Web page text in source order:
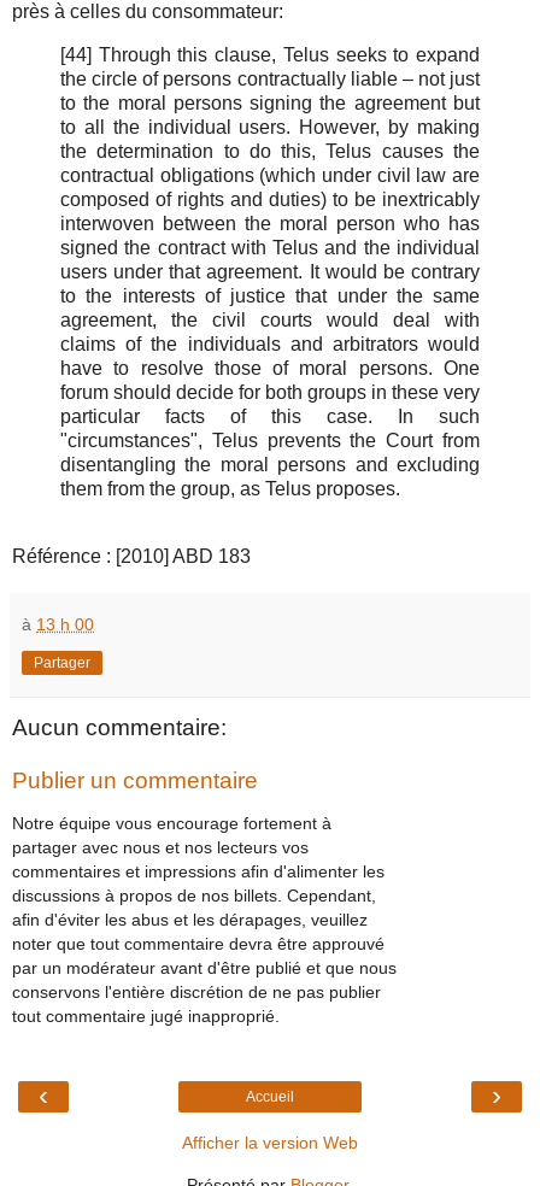
près à celles du consommateur:
[44] Through this clause, Telus seeks to expand
the circle of persons contractually liable – not just
to the moral persons signing the agreement but
to all the individual users. However, by making
the determination to do this, Telus causes the
contractual obligations (which under civil law are
composed of rights and duties) to be inextricably
interwoven between the moral person who has
signed the contract with Telus and the individual
users under that agreement. It would be contrary
to the interests of justice that under the same
agreement, the civil courts would deal with
claims of the individuals and arbitrators would
have to resolve those of moral persons. One
forum should decide for both groups in these very
particular facts of this case. In such
"circumstances", Telus prevents the Court from
disentangling the moral persons and excluding
them from the group, as Telus proposes.
Référence : [2010] ABD 183
à 13 h 00
Partager
Aucun commentaire:
Publier un commentaire
Notre équipe vous encourage fortement à
partager avec nous et nos lecteurs vos
commentaires et impressions afin d'alimenter les
discussions à propos de nos billets. Cependant,
afin d'éviter les abus et les dérapages, veuillez
noter que tout commentaire devra être approuvé
par un modérateur avant d'être publié et que nous
conservons l'entière discrétion de ne pas publier
tout commentaire jugé inapproprié.
‹ ›
Accueil
Afficher la version Web